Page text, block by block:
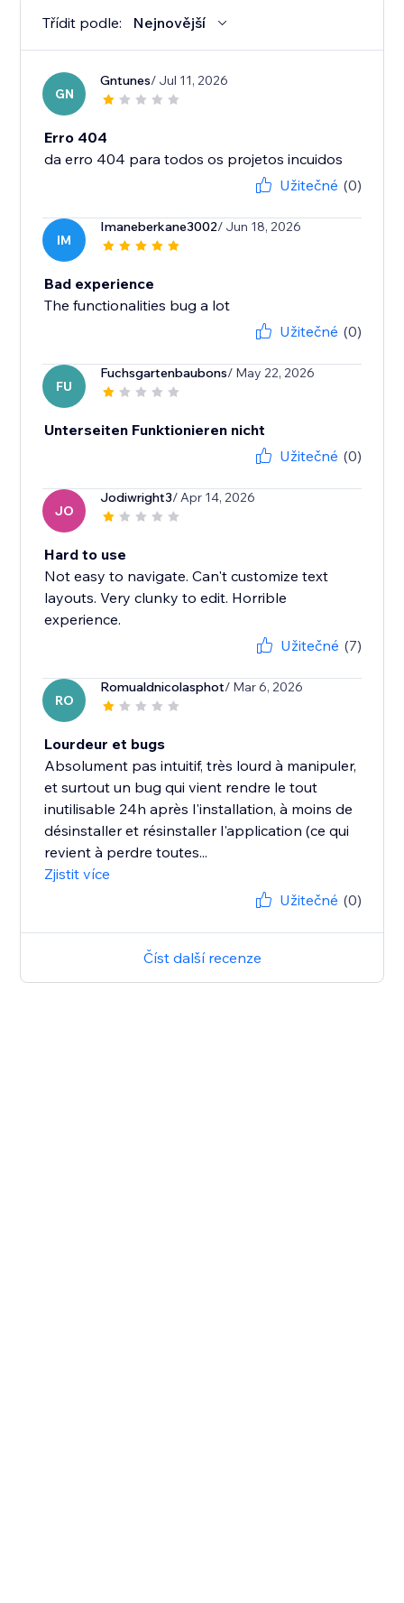
Třídit podle: Nejnovější
GN
Gntunes/ Jul 11, 2026
Erro 404
da erro 404 para todos os projetos incuidos
Užitečné (0)
IM
Imaneberkane3002/ Jun 18, 2026
Bad experience
The functionalities bug a lot
Užitečné (0)
FU
Fuchsgartenbaubons/ May 22, 2026
Unterseiten Funktionieren nicht
Užitečné (0)
JO
Jodiwright3/ Apr 14, 2026
Hard to use
Not easy to navigate. Can't customize text
layouts. Very clunky to edit. Horrible
experience.
Užitečné (7)
RO
Romualdnicolasphot/ Mar 6, 2026
Lourdeur et bugs
Absolument pas intuitif, très lourd à manipuler,
et surtout un bug qui vient rendre le tout
inutilisable 24h après l'installation, à moins de
désinstaller et résinstaller l'application (ce qui
revient à perdre toutes...
Zjistit více
Užitečné (0)
Číst další recenze